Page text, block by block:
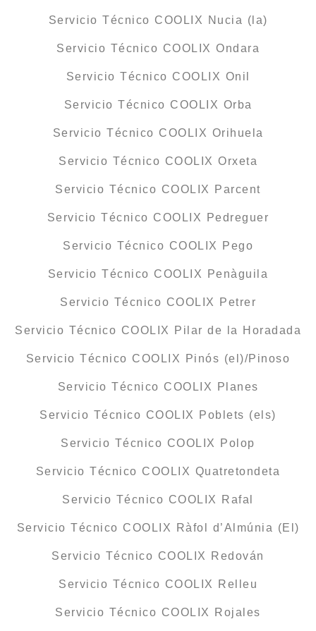
Servicio Técnico COOLIX Nucia (la)
Servicio Técnico COOLIX Ondara
Servicio Técnico COOLIX Onil
Servicio Técnico COOLIX Orba
Servicio Técnico COOLIX Orihuela
Servicio Técnico COOLIX Orxeta
Servicio Técnico COOLIX Parcent
Servicio Técnico COOLIX Pedreguer
Servicio Técnico COOLIX Pego
Servicio Técnico COOLIX Penàguila
Servicio Técnico COOLIX Petrer
Servicio Técnico COOLIX Pilar de la Horadada
Servicio Técnico COOLIX Pinós (el)/Pinoso
Servicio Técnico COOLIX Planes
Servicio Técnico COOLIX Poblets (els)
Servicio Técnico COOLIX Polop
Servicio Técnico COOLIX Quatretondeta
Servicio Técnico COOLIX Rafal
Servicio Técnico COOLIX Ràfol d’Almúnia (El)
Servicio Técnico COOLIX Redován
Servicio Técnico COOLIX Relleu
Servicio Técnico COOLIX Rojales